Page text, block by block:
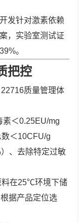
发针对激素依赖
，实验室测试证
。
把控
质量管理体
素＜0.25EU/mg
＜10CFU/g
、去除特定过敏
料在25℃环境下储
据产品定位选